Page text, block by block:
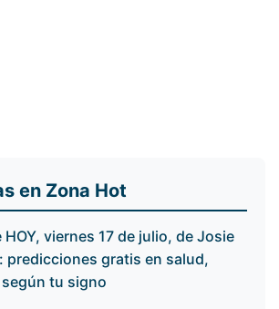
en Zona Hot
viernes 17 de julio, de Josie
predicciones gratis en salud,
tu signo